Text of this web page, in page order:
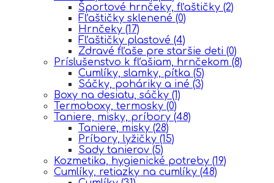
Športové hrnčeky, fľaštičky (2)
Fľaštičky sklenené (0)
Hrnčeky (17)
Fľaštičky plastové (4)
Zdravé fľaše pre staršie deti (0)
Príslušenstvo k fľašiam, hrnčekom (8)
Cumlíky, slamky, pítka (5)
Sáčky, poháriky a iné (3)
Boxy na desiatu, sáčky (1)
Termoboxy, termosky (0)
Taniere, misky, príbory (48)
Taniere, misky (28)
Príbory, lyžičky (15)
Sady tanierov (5)
Kozmetika, hygienické potreby (19)
Cumlíky, retiazky na cumlíky (48)